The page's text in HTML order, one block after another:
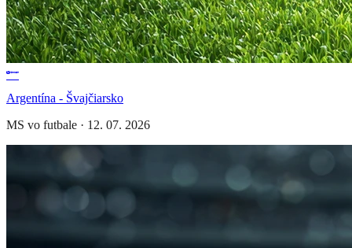
Argentína - Švajčiarsko
MS vo futbale · 12. 07. 2026